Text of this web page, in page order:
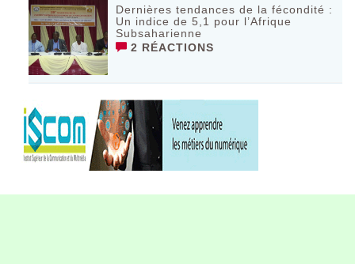
Dernières tendances de la fécondité :
Un indice de 5,1 pour l’Afrique
Subsaharienne
2 RÉACTIONS